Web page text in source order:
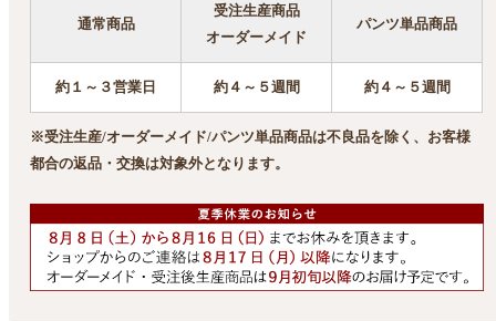
通常商品
受注生産商品
オーダーメイド
パンツ単品商品
約１～３営業日 約４～５週間 約４～５週間
※受注生産/オーダーメイド/パンツ単品商品は不良品を除く、お客様
都合の返品・交換は対象外となります。